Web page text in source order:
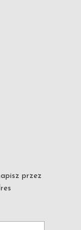
przez